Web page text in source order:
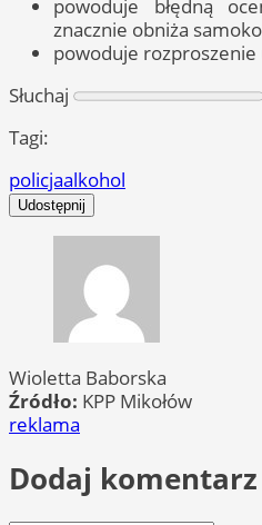
powoduje błędną
znacznie obniża
powoduje rozproszenie
Słuchaj
Tagi:
policjaalkohol
Udostępnij
Wioletta Baborska
Źródło: KPP Mikołów
reklama
Dodaj komentarz